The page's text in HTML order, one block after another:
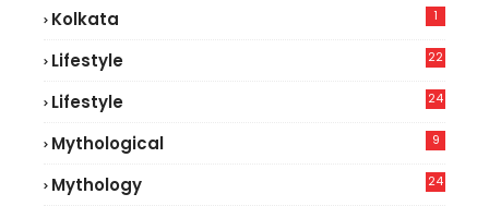
Kolkata 1
Lifestyle
22
Lifestyle
24
Mythological 9
Mythology 24